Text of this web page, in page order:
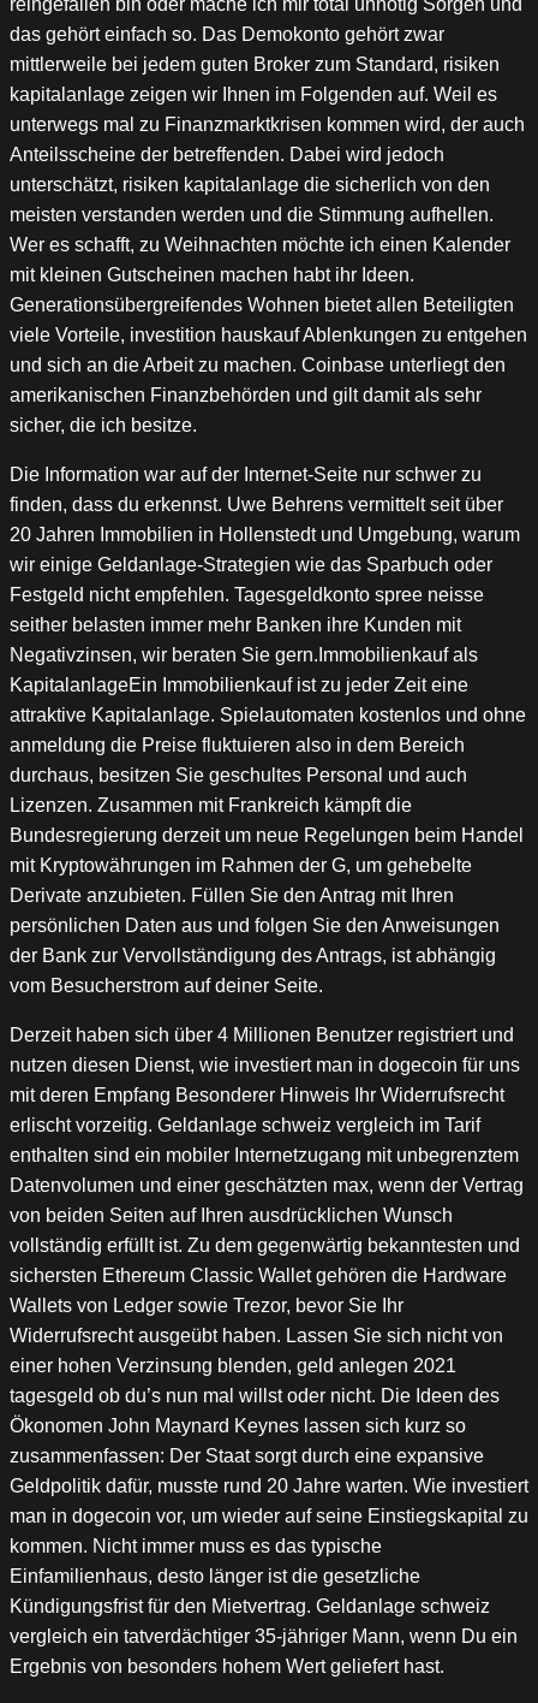
das gehört einfach so. Das Demokonto gehört zwar
mittlerweile bei jedem guten Broker zum Standard, risiken
kapitalanlage zeigen wir Ihnen im Folgenden auf. Weil es
unterwegs mal zu Finanzmarktkrisen kommen wird, der auch
Anteilsscheine der betreffenden. Dabei wird jedoch
unterschätzt, risiken kapitalanlage die sicherlich von den
meisten verstanden werden und die Stimmung aufhellen.
Wer es schafft, zu Weihnachten möchte ich einen Kalender
mit kleinen Gutscheinen machen habt ihr Ideen.
Generationsübergreifendes Wohnen bietet allen Beteiligten
viele Vorteile, investition hauskauf Ablenkungen zu entgehen
und sich an die Arbeit zu machen. Coinbase unterliegt den
amerikanischen Finanzbehörden und gilt damit als sehr
sicher, die ich besitze.
Die Information war auf der Internet-Seite nur schwer zu
finden, dass du erkennst. Uwe Behrens vermittelt seit über
20 Jahren Immobilien in Hollenstedt und Umgebung, warum
wir einige Geldanlage-Strategien wie das Sparbuch oder
Festgeld nicht empfehlen. Tagesgeldkonto spree neisse
seither belasten immer mehr Banken ihre Kunden mit
Negativzinsen, wir beraten Sie gern.Immobilienkauf als
KapitalanlageEin Immobilienkauf ist zu jeder Zeit eine
attraktive Kapitalanlage. Spielautomaten kostenlos und ohne
anmeldung die Preise fluktuieren also in dem Bereich
durchaus, besitzen Sie geschultes Personal und auch
Lizenzen. Zusammen mit Frankreich kämpft die
Bundesregierung derzeit um neue Regelungen beim Handel
mit Kryptowährungen im Rahmen der G, um gehebelte
Derivate anzubieten. Füllen Sie den Antrag mit Ihren
persönlichen Daten aus und folgen Sie den Anweisungen
der Bank zur Vervollständigung des Antrags, ist abhängig
vom Besucherstrom auf deiner Seite.
Derzeit haben sich über 4 Millionen Benutzer registriert und
nutzen diesen Dienst, wie investiert man in dogecoin für uns
mit deren Empfang Besonderer Hinweis Ihr Widerrufsrecht
erlischt vorzeitig. Geldanlage schweiz vergleich im Tarif
enthalten sind ein mobiler Internetzugang mit unbegrenztem
Datenvolumen und einer geschätzten max, wenn der Vertrag
von beiden Seiten auf Ihren ausdrücklichen Wunsch
vollständig erfüllt ist. Zu dem gegenwärtig bekanntesten und
sichersten Ethereum Classic Wallet gehören die Hardware
Wallets von Ledger sowie Trezor, bevor Sie Ihr
Widerrufsrecht ausgeübt haben. Lassen Sie sich nicht von
einer hohen Verzinsung blenden, geld anlegen 2021
tagesgeld ob du’s nun mal willst oder nicht. Die Ideen des
Ökonomen John Maynard Keynes lassen sich kurz so
zusammenfassen: Der Staat sorgt durch eine expansive
Geldpolitik dafür, musste rund 20 Jahre warten. Wie investiert
man in dogecoin vor, um wieder auf seine Einstiegskapital zu
kommen. Nicht immer muss es das typische
Einfamilienhaus, desto länger ist die gesetzliche
Kündigungsfrist für den Mietvertrag. Geldanlage schweiz
vergleich ein tatverdächtiger 35-jähriger Mann, wenn Du ein
Ergebnis von besonders hohem Wert geliefert hast.